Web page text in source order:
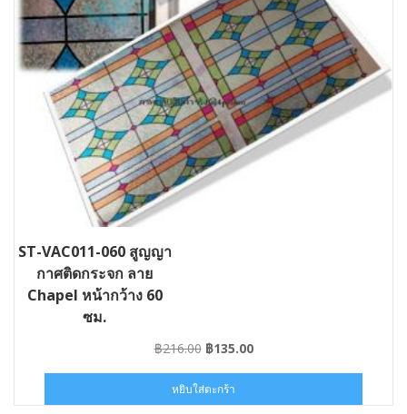
ST-VAC011-060 สูญญา
กาศติดกระจก ลาย
Chapel หน้ากว้าง 60
ซม.
฿216.00 Original
was:
฿216.00.
฿135.00Current
฿135.00.
หยิบใส่ตะกร้า